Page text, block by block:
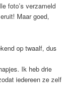
foto’s verzameld
Maar goed,
op twaalf, dus
Ik heb drie
iedereen ze zelf